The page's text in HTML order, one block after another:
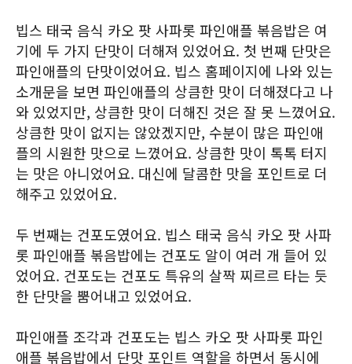
빕스 태국 음식 카오 팟 사파롯 파인애플 볶음밥은 여
기에 두 가지 단맛이 더해져 있었어요. 첫 번째 단맛은
파인애플의 단맛이었어요. 빕스 홈페이지에 나와 있는
소개문을 보면 파인애플의 상큼한 맛이 더해졌다고 나
와 있었지만, 상큼한 맛이 더해진 것은 잘 못 느꼈어요.
상큼한 맛이 없지는 않았겠지만, 수분이 많은 파인애
플의 시원한 맛으로 느꼈어요. 상큼한 맛이 톡톡 터지
는 맛은 아니었어요. 대신에 달콤한 맛을 포인트로 더
해주고 있었어요.
두 번째는 건포도였어요. 빕스 태국 음식 카오 팟 사파
롯 파인애플 볶음밥에는 건포도 알이 여러 개 들어 있
었어요. 건포도는 건포도 특유의 살짝 찌르르 타는 듯
한 단맛을 뿜어내고 있었어요.
파인애플 조각과 건포도는 빕스 카오 팟 사파롯 파인
애플 볶음밥에서 단맛 포인트 역할을 하면서 동시에